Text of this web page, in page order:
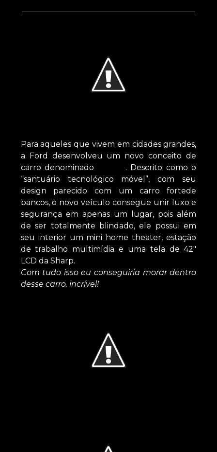
Para aqueles que vivem em cidades grandes,
a Ford desenvolveu um novo conceito de
carro denominado
. Descrito como o
“santuário tecnológico móvel”, com seu
design parecido com um carro fortede
bancos, o novo veículo consegue unir luxo e
segurança em apenas um lugar, pois além
de ser totalmente blindado, ele possui em
seu interior um mini home theater, estação
de trabalho multimídia e uma tela de 42″
LCD da Sharp.
Com tudo isso eu conseguiria morar dentro
desse carro. incrível!